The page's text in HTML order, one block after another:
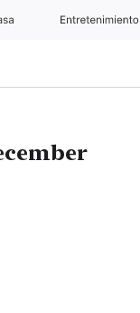
Entretenimiento